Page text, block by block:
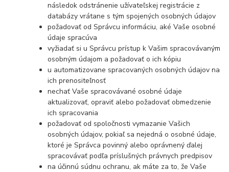
následok odstránenie užívateľskej registrácie z
databázy vrátane s tým spojených osobných údajov
požadovať od Správcu informáciu, aké Vaše osobné
údaje spracúva
vyžiadať si u Správcu prístup k Vašim spracovávaným
osobným údajom a požadovať o ich kópiu
u automatizovane spracovaných osobných údajov na
ich prenositeľnosť
nechať Vaše spracovávané osobné údaje
aktualizovať, opraviť alebo požadovať obmedzenie
ich spracovania
požadovať od spoločnosti vymazanie Vašich
osobných údajov, pokiaľ sa nejedná o osobné údaje,
ktoré je Správca povinný alebo oprávnený ďalej
spracovávať podľa príslušných právnych predpisov
na účinnú súdnu ochranu, ak máte za to, že Vaše